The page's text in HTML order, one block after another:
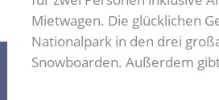
Mietwagen. Die glücklichen
Nationalpark in den drei
Snowboarden. Außerdem